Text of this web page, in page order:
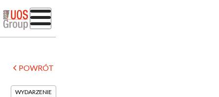
POWRÓT
WYDARZENIE